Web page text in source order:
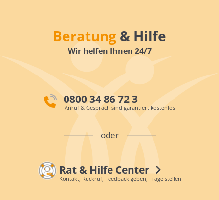
Beratung & Hilfe
Wir helfen Ihnen 24/7
0800 34 86 72 3
Anruf & Gespräch sind garantiert kostenlos
oder
Rat & Hilfe Center
Kontakt, Rückruf, Feedback geben, Frage stellen